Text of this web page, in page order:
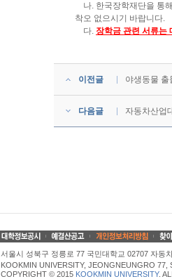
나. 한국장학재단을 통
착오 없으시기 바랍니다.
다. 장학금 관련 서류는
이전글 야생동물 출
다음글 자동차산업
서울시 성북구 정릉로 77 국민대학교 02707 자동
KOOKMIN UNIVERSITY, JEONGNEUNGRO
COPYRIGHT © 2015 KOOKMIN UNIVERSITY.